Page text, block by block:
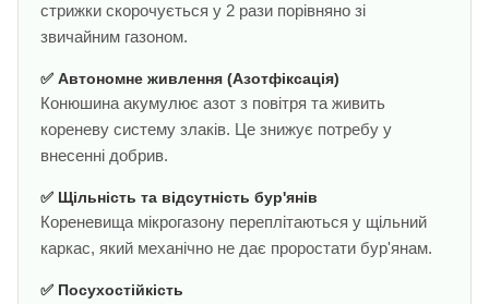
стрижки скорочується у 2 рази порівняно зі
звичайним газоном.
✅ Автономне живлення (Азотфіксація)
Конюшина акумулює азот з повітря та живить
кореневу систему злаків. Це знижує потребу у
внесенні добрив.
✅ Щільність та відсутність бур'янів
Кореневища мікрогазону переплітаються у щільний
каркас, який механічно не дає проростати бур'янам.
✅ Посухостійкість